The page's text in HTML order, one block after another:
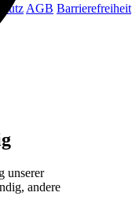
AGB Barrierefreiheit
unserer
andere